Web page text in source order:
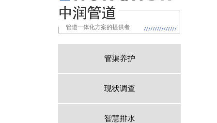
管道一体化方案的提供者
管渠养护
现状调查
智慧排水